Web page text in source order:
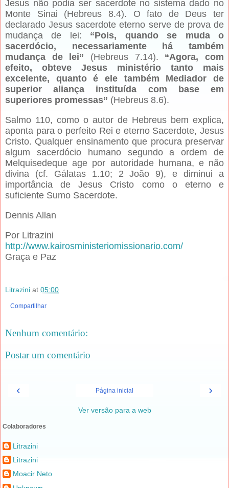
Jesus não podia ser sacerdote no sistema dado no
Monte Sinai (Hebreus 8.4). O fato de Deus ter
declarado Jesus sacerdote eterno serve de prova de
mudança de lei: “Pois, quando se muda o
sacerdócio, necessariamente há também
mudança de lei” (Hebreus 7.14). “Agora, com
efeito, obteve Jesus ministério tanto mais
excelente, quanto é ele também Mediador de
superior aliança instituída com base em
superiores promessas” (Hebreus 8.6).
Salmo 110, como o autor de Hebreus bem explica,
aponta para o perfeito Rei e eterno Sacerdote, Jesus
Cristo. Qualquer ensinamento que procura preservar
algum sacerdócio humano segundo a ordem de
Melquisedeque age por autoridade humana, e não
divina (cf. Gálatas 1.10; 2 João 9), e diminui a
importância de Jesus Cristo como o eterno e
suficiente Sumo Sacerdote.
Dennis Allan
Por Litrazini
http://www.kairosministeriomissionario.com/
Graça e Paz
Litrazini at 05:00
Compartilhar
Nenhum comentário:
Postar um comentário
‹ ›
Página inicial
Ver versão para a web
Colaboradores
Litrazini
Litrazini
Moacir Neto